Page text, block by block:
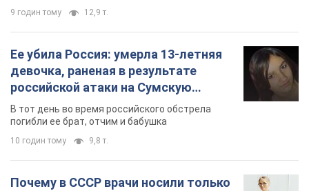
9 годин тому 12,9 т.
Ее убила Россия: умерла 13-летняя
девочка, раненая в результате
российской атаки на Сумскую
область. Фото
В тот день во время российского обстрела
погибли ее брат, отчим и бабушка
10 годин тому 9,8 т.
Почему в СССР врачи носили только